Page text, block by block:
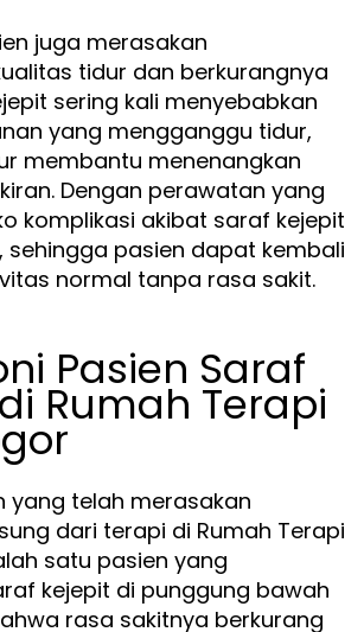
juga merasakan
tidur dan berkurangnya
sering kali menyebabkan
yang mengganggu tidur,
membantu menenangkan
Dengan perawatan yang
komplikasi akibat saraf kejepit
sehingga pasien dapat kembali
normal tanpa rasa sakit.
Pasien Saraf
Rumah Terapi
yang telah merasakan
dari terapi di Rumah Terapi
satu pasien yang
kejepit di punggung bawah
rasa sakitnya berkurang